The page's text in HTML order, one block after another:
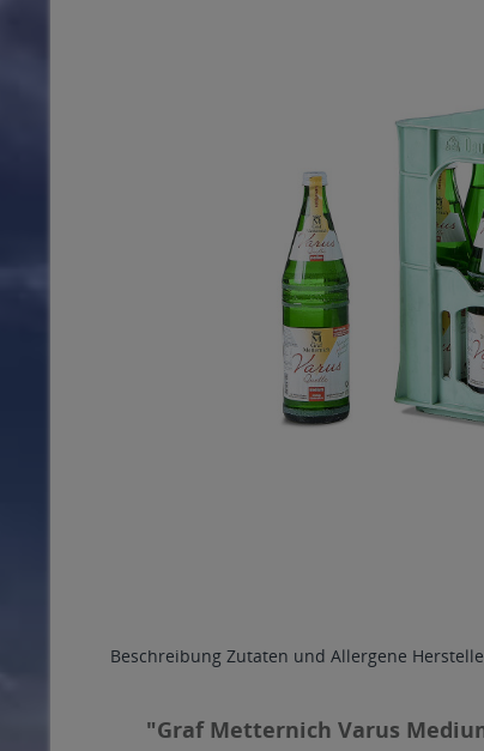
Beschreibung Zutaten und Allergene
"Graf Metternich Varus